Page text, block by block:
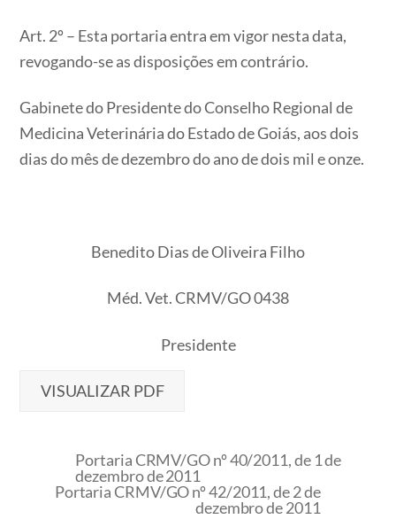
Art. 2º – Esta portaria entra em vigor nesta data,
revogando-se as disposições em contrário.
Gabinete do Presidente do Conselho Regional de
Medicina Veterinária do Estado de Goiás, aos dois
dias do mês de dezembro do ano de dois mil e onze.
Benedito Dias de Oliveira Filho
Méd. Vet. CRMV/GO 0438
Presidente
VISUALIZAR PDF
Portaria CRMV/GO nº 40/2011, de 1 de
dezembro de 2011
Portaria CRMV/GO nº 42/2011, de 2 de
dezembro de 2011